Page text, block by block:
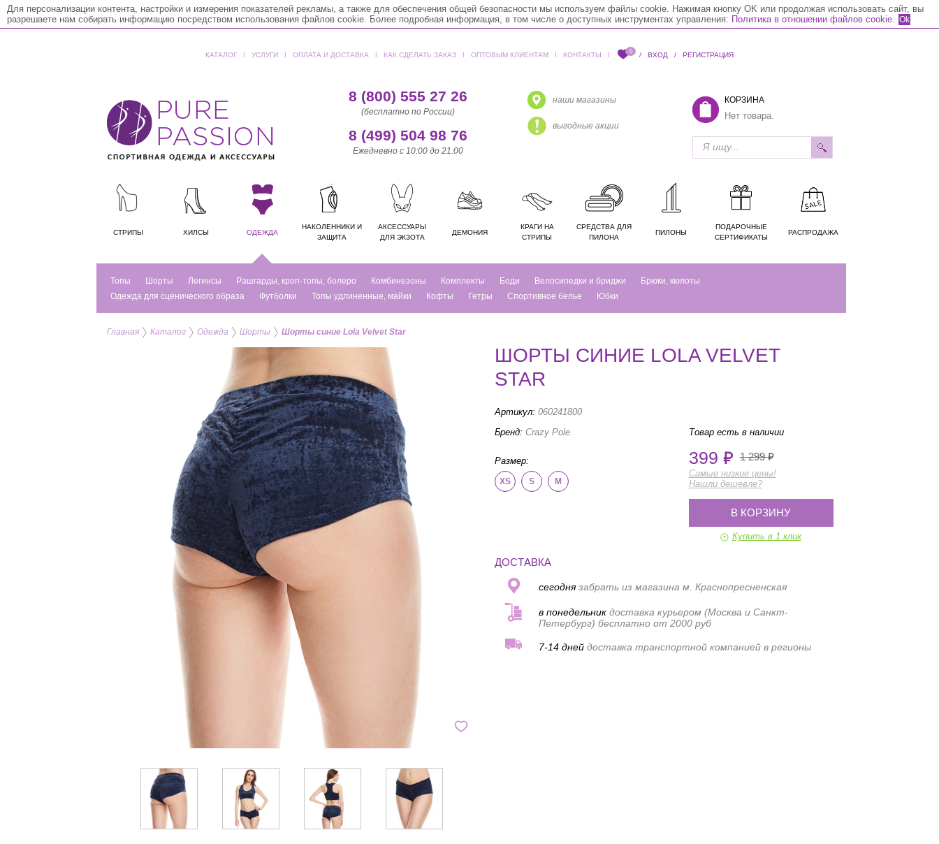
Для персонализации контента, настройки и измерения показателей рекламы, а также для обеспечения общей безопасности мы используем файлы cookie. Нажимая кнопку OK или продолжая использовать сайт, вы
разрешаете нам собирать информацию посредством использования файлов cookie. Более подробная информация, в том числе о доступных инструментах управления: Политика в отношении файлов cookie. Ok
КАТАЛОГ ǀ УСЛУГИ ǀ ОПЛАТА И ДОСТАВКА ǀ КАК СДЕЛАТЬ ЗАКАЗ ǀ ОПТОВЫМ КЛИЕНТАМ ǀ КОНТАКТЫ ǀ 0 / ВХОД / РЕГИСТРАЦИЯ
КОРЗИНА
Нет товара.
8 (800) 555 27 26
(бесплатно по России)
8 (499) 504 98 76
Ежедневно с 10:00 до 21:00
наши магазины
выгодные акции
СТРИПЫ ХИЛСЫ ОДЕЖДА
НАКОЛЕННИКИ И
ЗАЩИТА
АКСЕССУАРЫ
ДЛЯ ЭКЗОТА
ДЕМОНИЯ
КРАГИ НА
СТРИПЫ
СРЕДСТВА ДЛЯ
ПИЛОНА
ПИЛОНЫ
ПОДАРОЧНЫЕ
СЕРТИФИКАТЫ
РАСПРОДАЖА
Топы Шорты Легинсы Рашгарды, кроп-топы, болеро Комбинезоны Комплекты Боди Велосипедки и бриджи
Брюки, кюлоты
Одежда для сценического образа
Футболки Топы удлиненные, майки Кофты Гетры Спортивное белье Юбки
Главная Каталог Одежда Шорты Шорты синие Lola Velvet Star
ШОРТЫ СИНИЕ LOLA VELVET
STAR
Артикул: 060241800
Бренд: Crazy Pole
Размер:
XS S M
Товар есть в наличии
399 1 299
Самые низкие цены!
Нашли дешевле?
В КОРЗИНУ
Купить в 1 клик
ДОСТАВКА
сегоднязабрать из магазина м. Краснопресненская
в понедельникдоставка курьером (Москва и Санкт-
Петербург) бесплатно от 2000 руб
7-14 днейдоставка транспортной компанией в регионы